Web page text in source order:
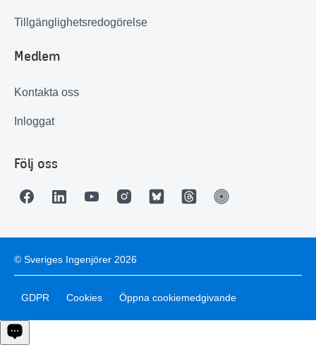
Tillgänglighetsredogörelse
Medlem
Kontakta oss
Inloggat
Följ oss
© Sveriges Ingenjörer 2026
GDPR Cookies Öppna cookiemedgivande